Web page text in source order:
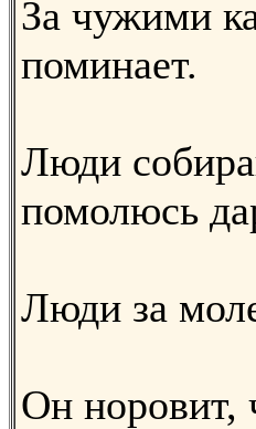
За чужими
поминает.
Люди
помолюсь
Люди за
Он норовит,